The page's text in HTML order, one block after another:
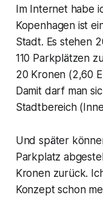
Im Internet habe
Kopenhagen ist
Stadt. Es stehen
110 Parkplätzen
20 Kronen (2,60
Damit darf man
Stadtbereich
Und später
Parkplatz
Kronen zurück.
Konzept schon